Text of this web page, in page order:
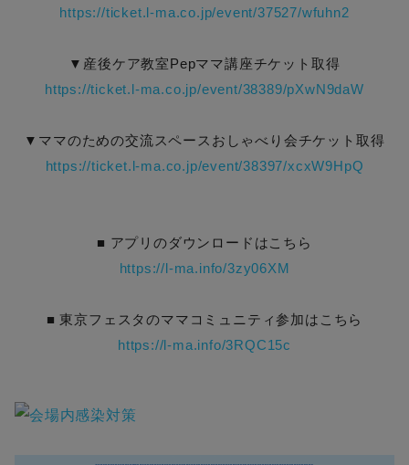
https://ticket.l-ma.co.jp/event/37527/wfuhn2
▼産後ケア教室Pepママ講座チケット取得
https://ticket.l-ma.co.jp/event/38389/pXwN9daW
▼ママのための交流スペースおしゃべり会チケット取得
https://ticket.l-ma.co.jp/event/38397/xcxW9HpQ
■ アプリのダウンロードはこちら
https://l-ma.info/3zy06XM
■ 東京フェスタのママコミュニティ参加はこちら
https://l-ma.info/3RQC15c